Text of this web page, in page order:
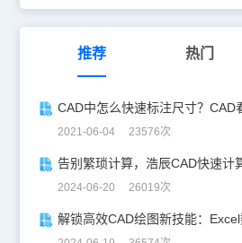
推荐 热门
2021-06-04 23576次
2024-06-20 26019次